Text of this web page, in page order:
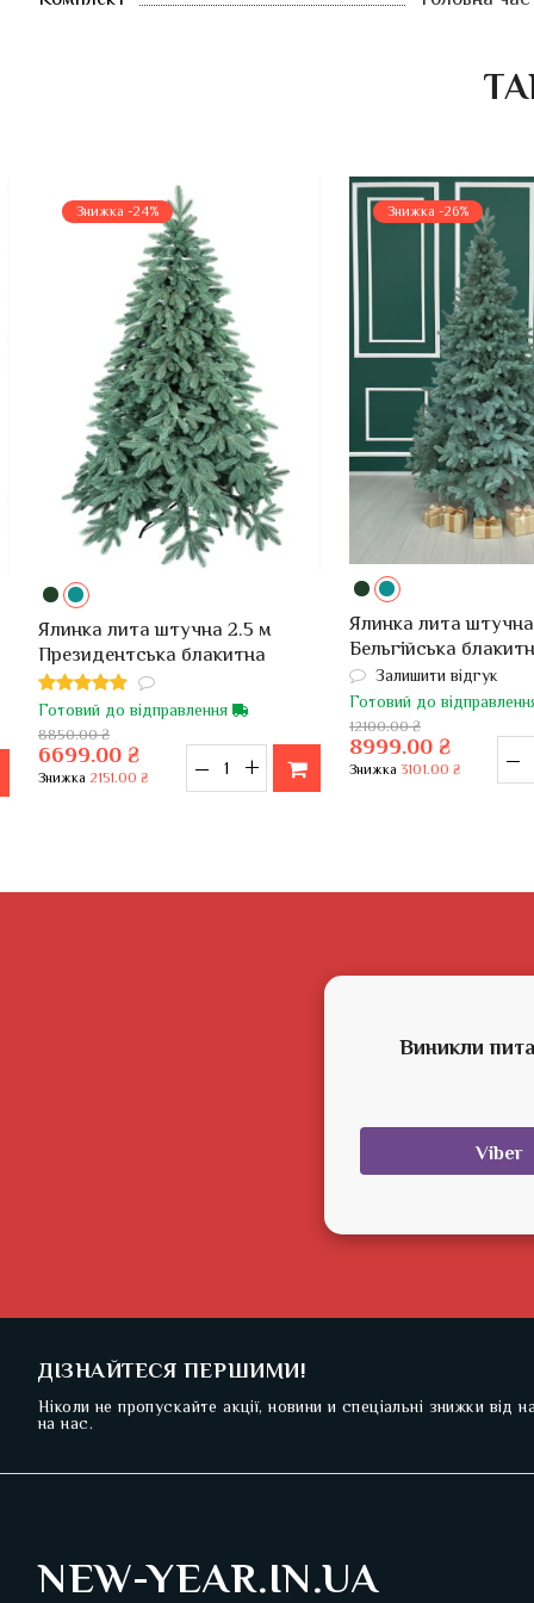
Знижка -24%
Ялинка лита штучна 2.5 м
Президентська блакитна
Готовий до відправлення
6699.00 ₴
8850.00 ₴
Знижка 2151.00 ₴ – +
Знижка -26%
Ялинка лита
Бельгійська
Залишити відгук
Готовий до
8999.00 ₴
12100.00 ₴
Знижка 3101.00 ₴ –
Виникли
Viber
ДІЗНАЙТЕСЯ ПЕРШИМИ!
Ніколи не пропускайте акції, новини и спеціальні знижки від
на нас.
NEW-YEAR.IN.UA